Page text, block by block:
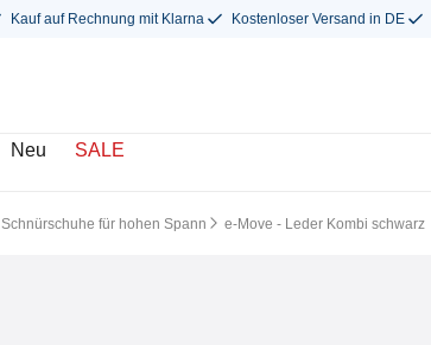
Kauf auf Rechnung mit Klarna Kostenloser Versand in DE
Neu SALE
Schnürschuhe für hohen Spann e-Move - Leder Kombi schwarz